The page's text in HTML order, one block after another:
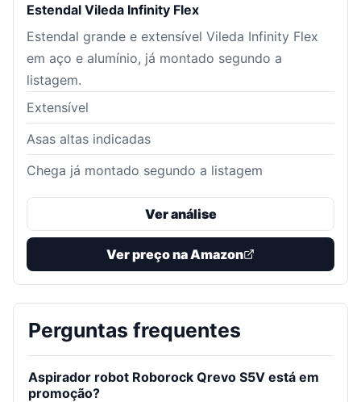
Estendal Vileda Infinity Flex
Estendal grande e extensível Vileda Infinity Flex
em aço e alumínio, já montado segundo a
listagem.
Extensível
Asas altas indicadas
Chega já montado segundo a listagem
Ver análise
Ver preço na Amazon
Perguntas frequentes
Aspirador robot Roborock Qrevo S5V está em
promoção?